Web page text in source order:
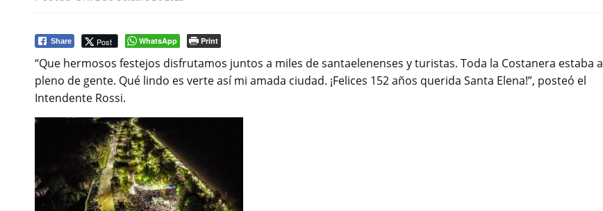
Share Post WhatsApp Print
“Que hermosos festejos disfrutamos juntos a miles de santaelenenses y turistas. Toda la Costanera estaba a
pleno de gente. Qué lindo es verte así mi amada ciudad. ¡Felices 152 años querida Santa Elena!”, posteó el
Intendente Rossi.